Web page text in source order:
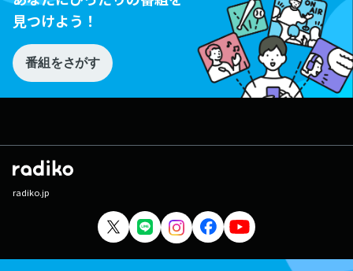
見つけよう！
番組をさがす
radiko.jp